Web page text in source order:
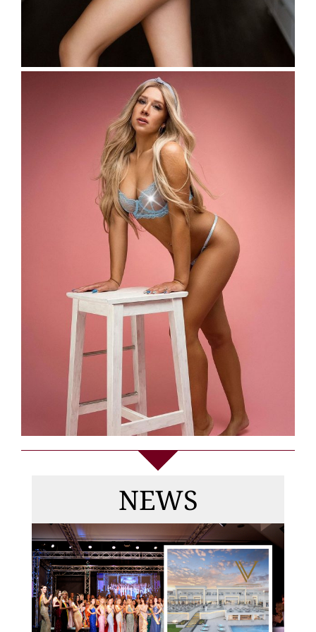
NEWS
Die
Gewinnerinnen
von MISS & MRS
DEUTSCHLAND
2026, Top Model
Germany +